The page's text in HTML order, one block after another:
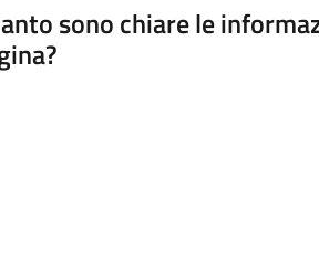
sono chiare le